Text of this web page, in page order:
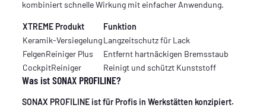
kombiniert schnelle Wirkung mit einfacher Anwendung.
XTREME Produkt
Funktion
Keramik-VersiegelungLangzeitschutz für Lack
FelgenReiniger Plus
Entfernt hartnäckigen Bremsstaub
CockpitReiniger
Reinigt und schützt Kunststoff
Was ist SONAX PROFILINE?
SONAX PROFILINE ist für Profis in Werkstätten konzipiert.